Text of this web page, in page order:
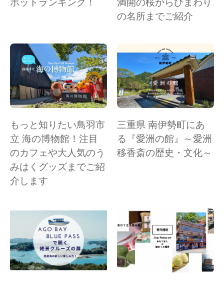
ポットランキング！
満開の桜からひまわり
の名所までご紹介
もっと知りたい鳥羽市
立 海の博物館！注目
のカフェや大人気のう
みはくグッズまでご紹
介します
三重県 南伊勢町にあ
る『愛洲の館』～愛洲
移香斎の歴史・文化～